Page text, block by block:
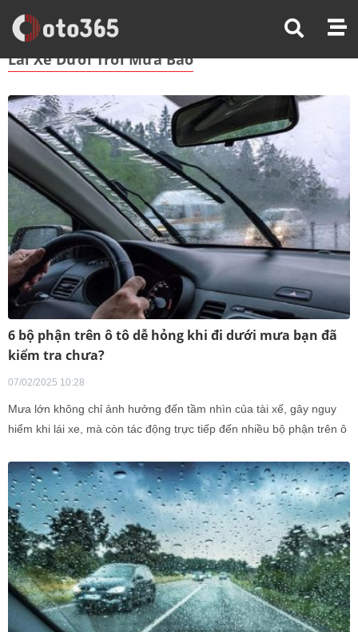
Trang Chủ Lái Xe Dưới Trời Mưa Bão
Lái Xe Dưới Trời Mưa Bão
6 bộ phận trên ô tô dễ hỏng khi đi dưới mưa bạn đã
kiểm tra chưa?
07/02/2025 10:28
Mưa lớn không chỉ ảnh hưởng đến tầm nhìn của tài xế, gây nguy
hiểm khi lái xe, mà còn tác động trực tiếp đến nhiều bộ phận trên ô